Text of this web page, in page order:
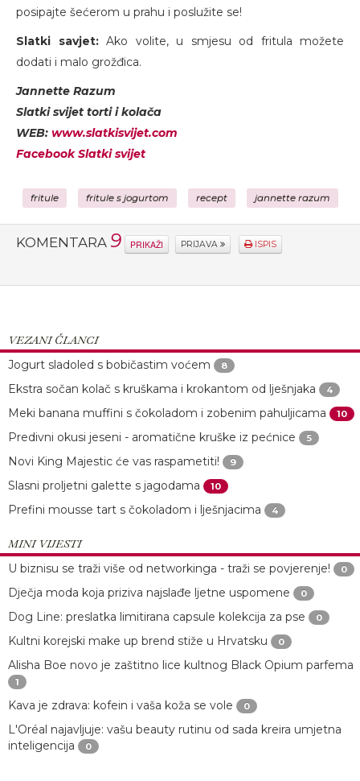
posipajte šećerom u prahu i poslužite se!
Slatki savjet:Ako volite, u smjesu od fritula možete
dodati i malo grožđica.
Jannette Razum
Slatki svijet torti i kolača
WEB: www.slatkisvijet.com
Facebook Slatki svijet
fritule fritule s jogurtom recept jannette razum
KOMENTARA 9 PRIKAŽI PRIJAVA ISPIS
VEZANI ČLANCI
Jogurt sladoled s bobičastim voćem
8
Ekstra sočan kolač s kruškama i krokantom od lješnjaka 4
Meki banana muffini s čokoladom i zobenim pahuljicama 10
Predivni okusi jeseni - aromatične kruške iz pećnice 5
Novi King Majestic će vas raspametiti! 9
Slasni proljetni galette s jagodama 10
Prefini mousse tart s čokoladom i lješnjacima 4
MINI VIJESTI
U biznisu se traži više od networkinga - traži se povjerenje!
0
Dječja moda koja priziva najslađe ljetne uspomene 0
Dog Line: preslatka limitirana capsule kolekcija za pse 0
Kultni korejski make up brend stiže u Hrvatsku 0
Alisha Boe novo je zaštitno lice kultnog Black Opium parfema
1
Kava je zdrava: kofein i vaša koža se vole 0
L'Oréal najavljuje: vašu beauty rutinu od sada kreira umjetna
inteligencija
0